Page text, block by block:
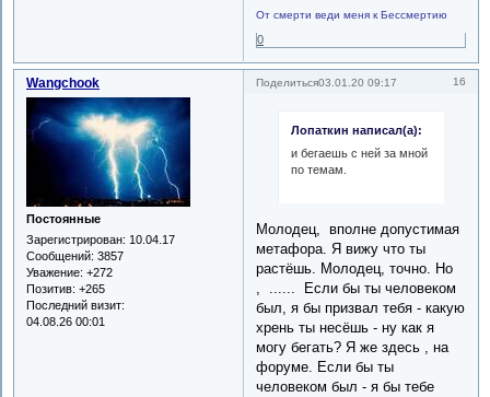
От смерти веди меня к Бессмертию
0
Поделиться 16
03.01.20 09:17
Wangchook
Постоянные
Зарегистрирован: 10.04.17
Сообщений: 3857
Уважение: +272
Позитив: +265
Последний визит:
04.08.26 00:01
Лопаткин написал(а):
и бегаешь с ней за мной
по темам.
Молодец, вполне допустимая
метафора. Я вижу что ты
растёшь. Молодец, точно. Но
, ...... Если бы ты человеком
был, я бы призвал тебя - какую
хрень ты несёшь - ну как я
могу бегать? Я же здесь , на
форуме. Если бы ты
человеком был - я бы тебе